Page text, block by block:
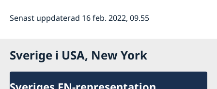
Senast uppdaterad 16 feb. 2022, 09.55
Sverige i USA, New York